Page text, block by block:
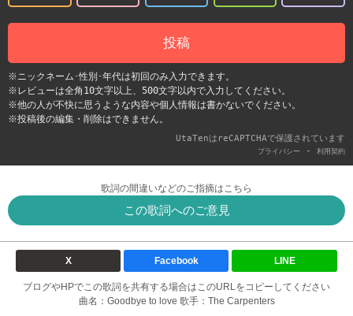
投稿
※ニックネーム･性別･年代は初回のみ入力できます。
※レビューは全角10文字以上、500文字以内で入力してください。
※他の人が不快に思うような内容や個人情報は書かないでください。
※投稿後の編集・削除はできません。
UtaTenはreCAPTCHAで保護されています
プライバシー - 利用契約
歌詞の間違いなどのご指摘はこちら
この歌詞へのご意見
X Facebook LINE
ブログやHPでこの歌詞を共有する場合はこのURLをコピーしてください
曲名：Goodbye to love 歌手：The Carpenters